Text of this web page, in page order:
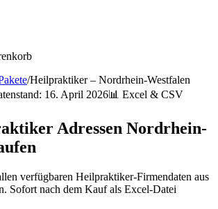
/Heilpraktiker– Nordrhein-Westfalen
16. April 2026📊 Excel & CSV
Adressen Nordrhein-
verfügbaren Heilpraktiker-Firmendaten aus
. Sofort nach dem Kauf als Excel-Datei